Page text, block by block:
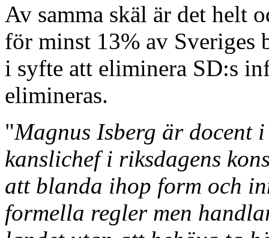
Av samma skäl är det helt
för minst 13% av
i syfte att eliminera SD:s
elimineras.
"Magnus Isberg är docent
kanslichef i riksdagens
att blanda ihop form och
formella regler men